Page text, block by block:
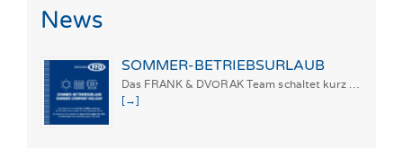
News
SOMMER-BETRIEBSURLAUB
Das FRANK & DVORAK Team schaltet kurz …
[→]